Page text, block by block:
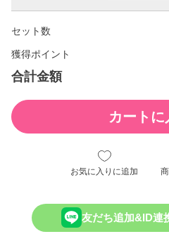
セット数
獲得ポイント
合計金額
カートに
お気に入りに追加
友だち追加&ID連